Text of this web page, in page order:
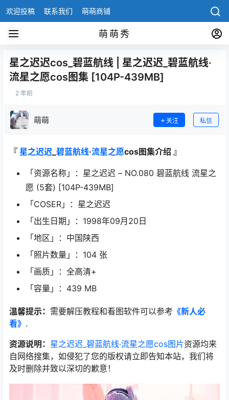
欢迎投稿 联系我们 萌萌商铺
萌萌秀
星之迟迟cos_碧蓝航线 | 星之迟迟_碧蓝航线·
流星之愿cos图集 [104P-439MB]
2 年前
萌萌 关注 私信
『 星之迟迟 碧蓝航线·流星之愿cos图集介绍 』
「资源名称」：星之迟迟 – NO.080 碧蓝航线 流星之
愿 (5套) [104P-439MB]
「COSER」：星之迟迟
「出生日期」：1998年09月20日
「地区」：中国陕西
「照片数量」：104 张
「画质」：全高清+
「容量」：439 MB
温馨提示： 需要解压教程和看图软件可以参考 《新人必
看》 .
资源说明： 星之迟迟_碧蓝航线·流星之愿cos图片资源均来
自网络搜集，如侵犯了您的版权请立即告知本站，我们将
及时删除并致以深切的歉意！